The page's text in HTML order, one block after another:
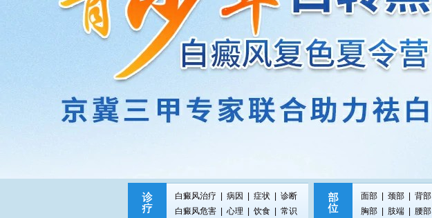
白癜风治疗 病因 症状
诊断
白癜风危害
心理 饮食 常识
面部 颈部
背部
胸部
肢端 腰部